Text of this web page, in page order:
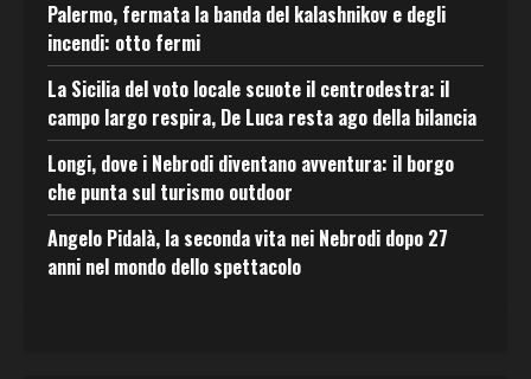
Palermo, fermata la banda del kalashnikov e degli
incendi: otto fermi
La Sicilia del voto locale scuote il centrodestra: il
campo largo respira, De Luca resta ago della bilancia
Longi, dove i Nebrodi diventano avventura: il borgo
che punta sul turismo outdoor
Angelo Pidalà, la seconda vita nei Nebrodi dopo 27
anni nel mondo dello spettacolo